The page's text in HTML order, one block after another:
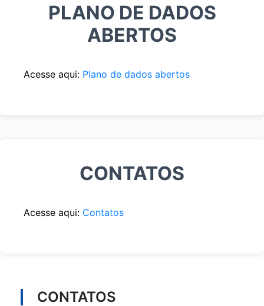
PLANO DE DADOS
ABERTOS
Acesse aqui: Plano de dados abertos
CONTATOS
Acesse aqui: Contatos
CONTATOS